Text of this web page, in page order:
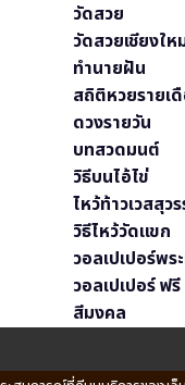
วัดสวย
วัดสวยเชียงให
ทำนายฝัน
สถิติหวยรายเ
ดวงรายวัน
บทสวดมนต์
วิธีบนไอ้ไข่
ไหว้ท้าวเวสสุว
วิธีไหว้วัดแขก
วอลเปเปอร์พ
วอลเปเปอร์ ฟรี
สีมงคล